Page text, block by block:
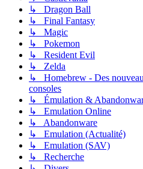
↳ Dragon Ball
↳ Final Fantasy
↳ Magic
↳ Pokemon
↳ Resident Evil
↳ Zelda
↳ Homebrew - Des
consoles
↳ Émulation &
↳ Emulation Online
↳ Abandonware
↳ Emulation (Actualité)
↳ Emulation (SAV)
↳ Recherche